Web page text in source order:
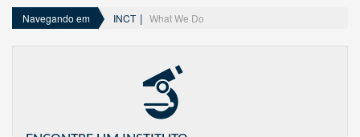
Navegando em INCT What We Do